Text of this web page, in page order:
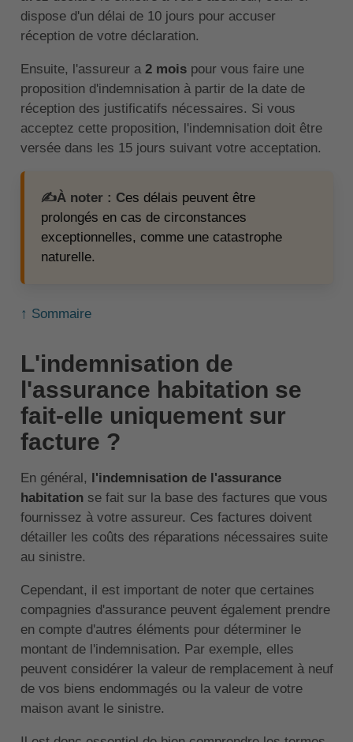
dispose d'un délai de 10 jours pour accuser
réception de votre déclaration.
Ensuite, l'assureur a2 moispour vous faire une
proposition d'indemnisation à partir de la date de
réception des justificatifs nécessaires. Si vous
acceptez cette proposition, l'indemnisation doit être
versée dans les 15 jours suivant votre acceptation.
✍️À noter : Ces délais peuvent être
prolongés en cas de circonstances
exceptionnelles, comme une catastrophe
naturelle.
↑ Sommaire
L'indemnisation de
l'assurance habitation se
fait-elle uniquement sur
facture ?
En général,
l'indemnisation de l'assurance
habitationse fait sur la base des factures que vous
fournissez à votre assureur. Ces factures doivent
détailler les coûts des réparations nécessaires suite
au sinistre.
Cependant, il est important de noter que certaines
compagnies d'assurance peuvent également prendre
en compte d'autres éléments pour déterminer le
montant de l'indemnisation. Par exemple, elles
peuvent considérer la valeur de remplacement à neuf
de vos biens endommagés ou la valeur de votre
maison avant le sinistre.